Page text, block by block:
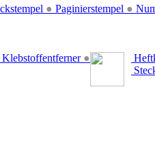
● Paginierstempel ●
Klebstoffentferner ●